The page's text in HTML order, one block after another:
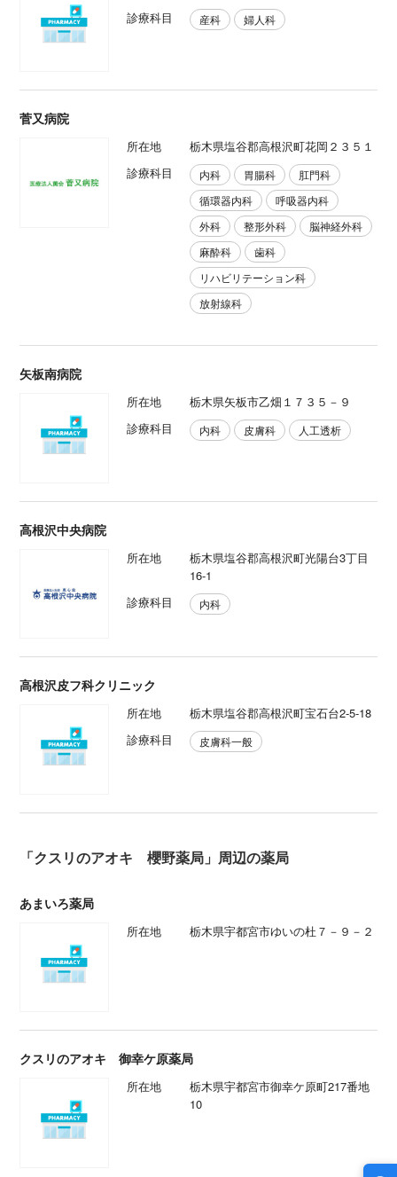
診療科目
産科 婦人科
菅又病院
所在地
栃木県塩谷郡高根沢町花岡２３５１
診療科目
内科 胃腸科
肛門科
循環器内科
呼吸器内科
外科
整形外科
脳神経外科
麻酔科
歯科
リハビリテーション科
放射線科
矢板南病院
所在地
栃木県矢板市乙畑１７３５－９
診療科目
内科 皮膚科 人工透析
高根沢中央病院
所在地
栃木県塩谷郡高根沢町光陽台3丁目
16-1
診療科目
内科
高根沢皮フ科クリニック
所在地
栃木県塩谷郡高根沢町宝石台2-5-18
診療科目
皮膚科一般
「クスリのアオキ 櫻野薬局」周辺の薬局
あまいろ薬局
所在地 栃木県宇都宮市ゆいの杜７－９－２
クスリのアオキ 御幸ケ原薬局
所在地
栃木県宇都宮市御幸ケ原町217番地
10